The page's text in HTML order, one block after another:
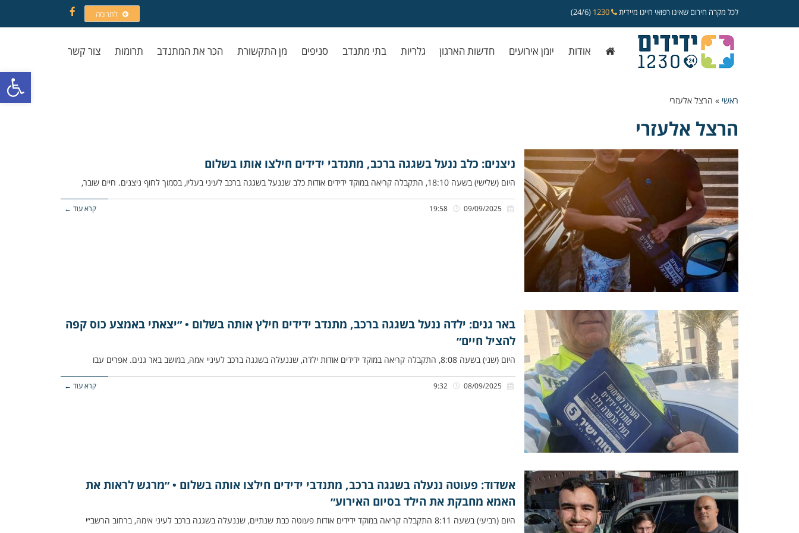
פתח
לכל מקרה חירום שאינו רפואי חייגו מיידית (24/6) לתרומה
Facebook
אודות יומן אירועים חדשות הארגון גלריות בתי מתנדב סניפים מן התקשורת הכר את המתנדב תרומות צור קשר
ראשי » הרצל אלעזרי
הרצל אלעזרי
ניצנים: כלב ננעל בשגגה ברכב, מתנדבי ידידים חילצו אותו בשלום
היום (שלישי) בשעה 18:10, התקבלה קריאה במוקד ידידים אודות כלב שננעל בשגגה ברכב לעיני בעליו, בסמוך לחוף ניצנים. חיים שובר,
קרא עוד ←
באר גנים: ילדה ננעל בשגגה ברכב, מתנדב ידידים חילץ אותה בשלום • ״יצאתי באמצע כוס קפה
להציל חיים״
היום (שני) בשעה 8:08, התקבלה קריאה במוקד ידידים אודות ילדה, שננעלה בשגגה ברכב לעיניי אמהּ, במושב באר גנים. אפרים עבו
קרא עוד ←
אשדוד: פעוטה ננעלה בשגגה ברכב, מתנדבי ידידים חילצו אותה בשלום • ״מרגש לראות את
האמא מחבקת את הילד בסיום האירוע״
היום (רביעי) בשעה 8:11 התקבלה קריאה במוקד ידידים אודות פעוטה כבת שנתיים, שננעלה בשגגה ברכב לעיני אימהּ, ברחוב הרשב״י